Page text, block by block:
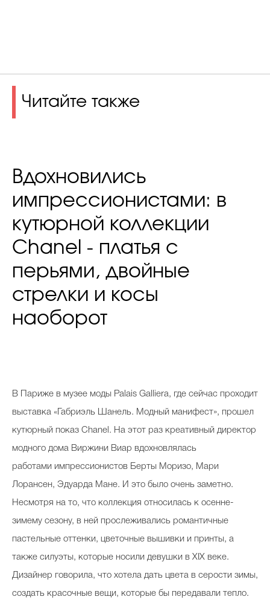
Читайте также
Вдохновились
импрессионистами: в
кутюрной коллекции
Chanel - платья с
перьями, двойные
стрелки и косы
наоборот
В Париже в музее моды Palais Galliera, где сейчас проходит
выставка «Габриэль Шанель. Модный манифест», прошел
кутюрный показ Chanel. На этот раз креативный директор
модного дома Виржини Виар вдохновлялась
работами импрессионистов Берты Моризо, Мари
Лорансен, Эдуарда Мане. И это было очень заметно.
Несмотря на то, что коллекция относилась к осенне-
зимему сезону, в ней прослеживались романтичные
пастельные оттенки, цветочные вышивки и принты, а
также силуэты, которые носили девушки в XIX веке.
Дизайнер говорила, что хотела дать цвета в серости зимы,
создать красочные вещи, которые бы передавали тепло.